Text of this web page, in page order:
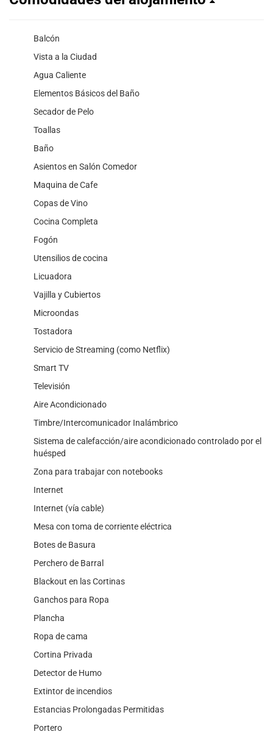
Balcón
Vista a la Ciudad
Agua Caliente
Elementos Básicos del Baño
Secador de Pelo
Toallas
Baño
Asientos en Salón Comedor
Maquina de Cafe
Copas de Vino
Cocina Completa
Fogón
Utensilios de cocina
Licuadora
Vajilla y Cubiertos
Microondas
Tostadora
Servicio de Streaming (como Netflix)
Smart TV
Televisión
Aire Acondicionado
Timbre/Intercomunicador Inalámbrico
Sistema de calefacción/aire acondicionado controlado por el
huésped
Zona para trabajar con notebooks
Internet
Internet (vía cable)
Mesa con toma de corriente eléctrica
Botes de Basura
Perchero de Barral
Blackout en las Cortinas
Ganchos para Ropa
Plancha
Ropa de cama
Cortina Privada
Detector de Humo
Extintor de incendios
Estancias Prolongadas Permitidas
Portero